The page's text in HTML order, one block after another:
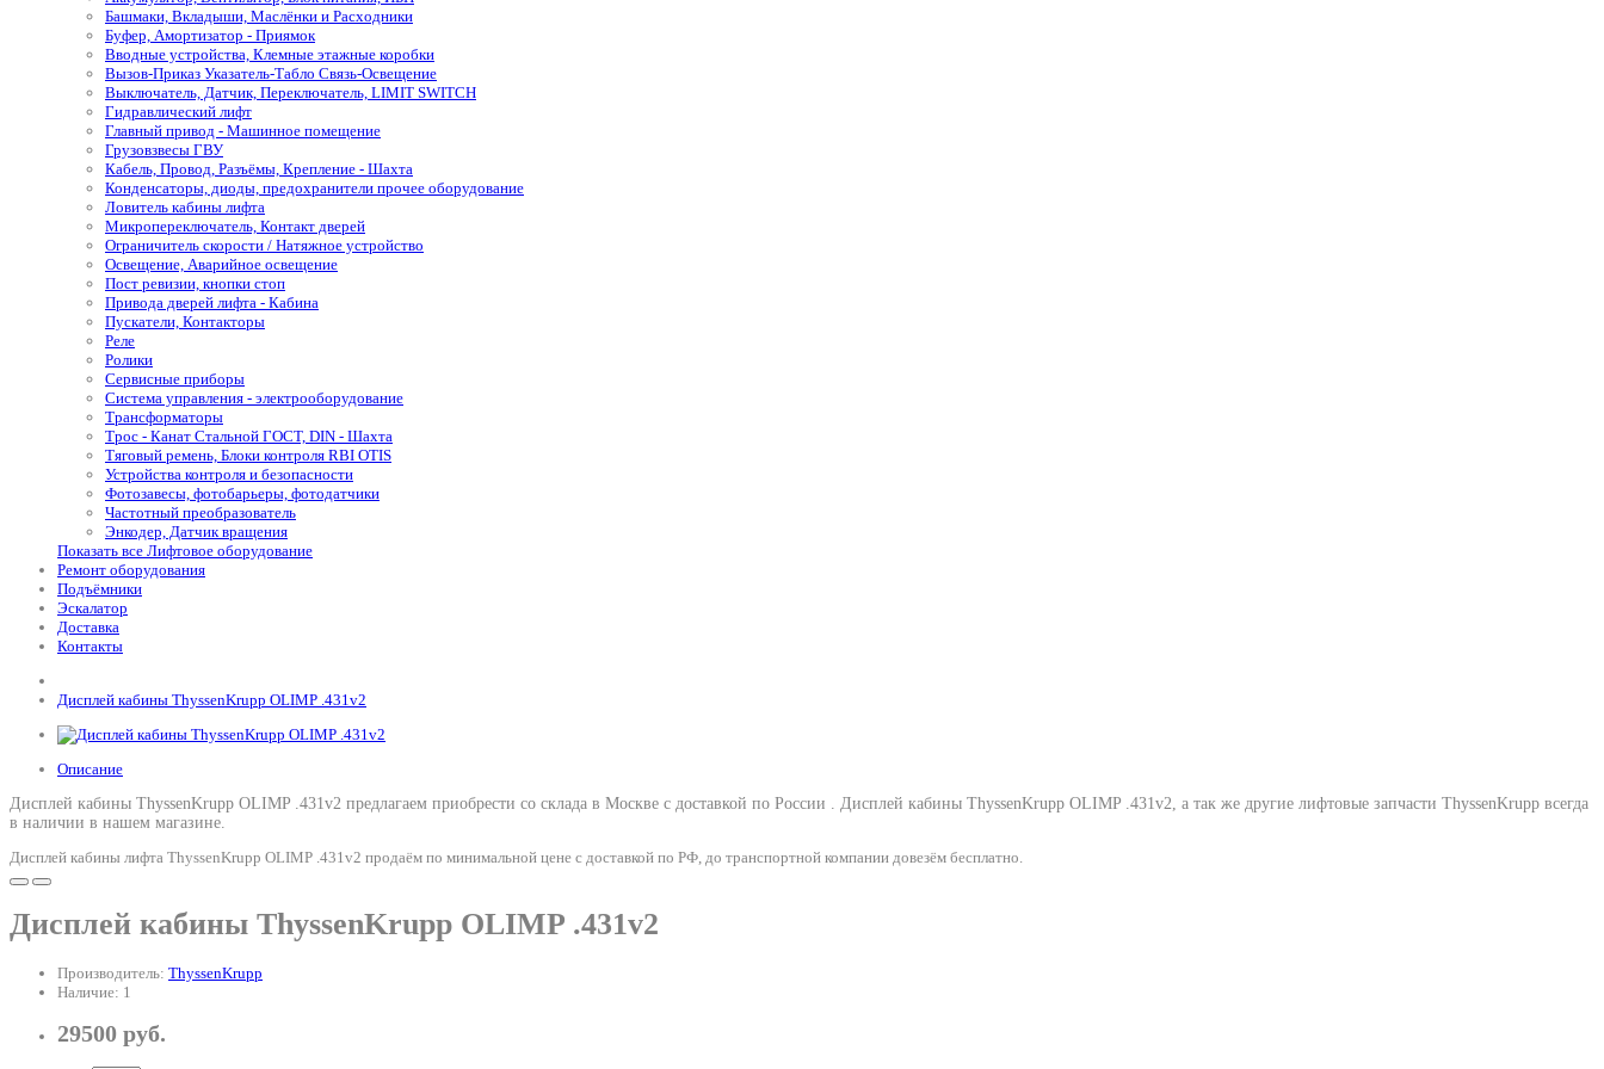
Башмаки, Вкладыши, Маслёнки и Расходники
Буфер, Амортизатор - Приямок
Вводные устройства, Клемные этажные коробки
Вызов-Приказ Указатель-Табло Связь-Освещение
Выключатель, Датчик, Переключатель, LIMIT SWITCH
Гидравлический лифт
Главный привод - Машинное помещение
Грузовзвесы ГВУ
Кабель, Провод, Разъёмы, Крепление - Шахта
Конденсаторы, диоды, предохранители прочее оборудование
Ловитель кабины лифта
Микропереключатель, Контакт дверей
Ограничитель скорости / Натяжное устройство
Освещение, Аварийное освещение
Пост ревизии, кнопки стоп
Привода дверей лифта - Кабина
Пускатели, Контакторы
Реле
Ролики
Сервисные приборы
Система управления - электрооборудование
Трансформаторы
Трос - Канат Стальной ГОСТ, DIN - Шахта
Тяговый ремень, Блоки контроля RBI OTIS
Устройства контроля и безопасности
Фотозавесы, фотобарьеры, фотодатчики
Частотный преобразователь
Энкодер, Датчик вращения
Показать все Лифтовое оборудование
Ремонт оборудования
Подъёмники
Эскалатор
Доставка
Контакты
Дисплей кабины ThyssenKrupp OLIMP .431v2
Описание
Дисплей кабины ThyssenKrupp OLIMP .431v2 предлагаем приобрести со склада в Москве с доставкой по России . Дисплей кабины ThyssenKrupp OLIMP .431v2, а так же другие лифтовые запчасти ThyssenKrupp всегда
в наличии в нашем магазине.
Дисплей кабины лифта ThyssenKrupp OLIMP .431v2 продаём по минимальной цене с доставкой по РФ, до транспортной компании довезём бесплатно.
Дисплей кабины ThyssenKrupp OLIMP .431v2
Производитель: ThyssenKrupp
Наличие: 1
29500 руб.